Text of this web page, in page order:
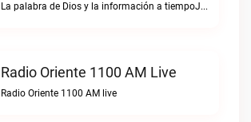
La palabra de Dios y la información a tiempoJazmín Radio live
Radio Oriente 1100 AM Live
Radio Oriente 1100 AM live